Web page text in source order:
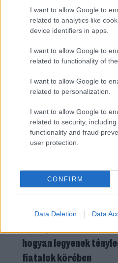
I want to allow Google to
related to analytics like
device identifiers in apps.
I want to allow Google to
related to functionality of
I want to allow Google to
related to personalization.
I want to allow Google to
related to security,
functionality and fraud
user protection.
CONFIRM
Data Deletion Data
A rebranding során a
teljesen kihagyták az AI-t,
logó átalakítására
intelligencia, hisz „nem
számolt be a
későbbi folyamatokban:
designvariációk készítésére,
gyártására (például OOH-
valamint szövegírásra
Újbudán politikai humorba
szóló felhívást.
hogyan legyenek
fiatalok körében